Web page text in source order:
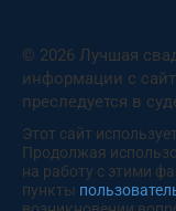
© 2026 Лучшая
информации с
преследуется в
Этот сайт использует
Продолжая
на работу с этими
пункты